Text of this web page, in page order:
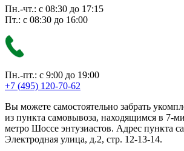
Пн.-чт.: с 08:30 до 17:15
Пт.: с 08:30 до 16:00
Пн.-пт.: с 9:00 до 19:00
+7 (495) 120-70-62
Вы можете самостоятельно забрать
из пункта самовывоза, находящимся в 7-
метро Шоссе энтузиастов. Адрес пункта
Электродная улица, д.2, стр. 12-13-14.